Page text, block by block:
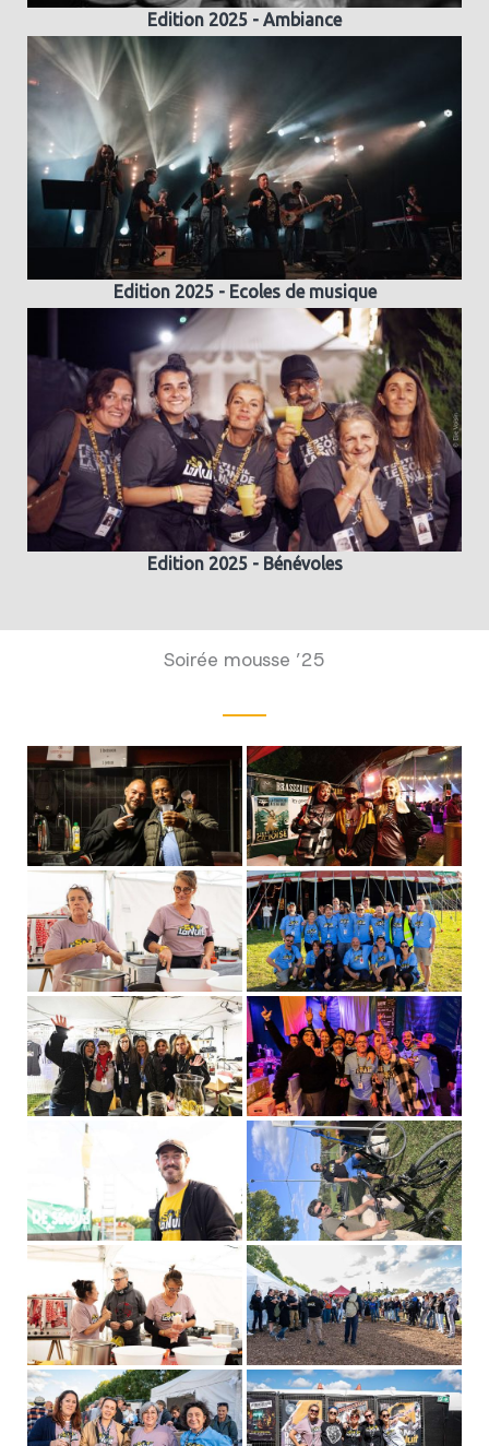
Edition 2025 - Ambiance
Edition 2025 - Ecoles de musique
Edition 2025 - Bénévoles
Soirée mousse ’25